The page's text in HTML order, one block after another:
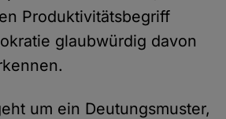
Produktivitätsbegriff
glaubwürdig davon
um ein Deutungsmuster,